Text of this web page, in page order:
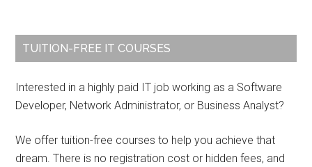
Primary
Sidebar
TUITION-FREE IT COURSES
Interested in a highly paid IT job working as a Software
Developer, Network Administrator, or Business Analyst?
We offer tuition-free courses to help you achieve that
dream. There is no registration cost or hidden fees, and